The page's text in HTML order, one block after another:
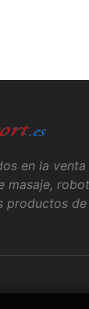
en la
masaje,
productos de